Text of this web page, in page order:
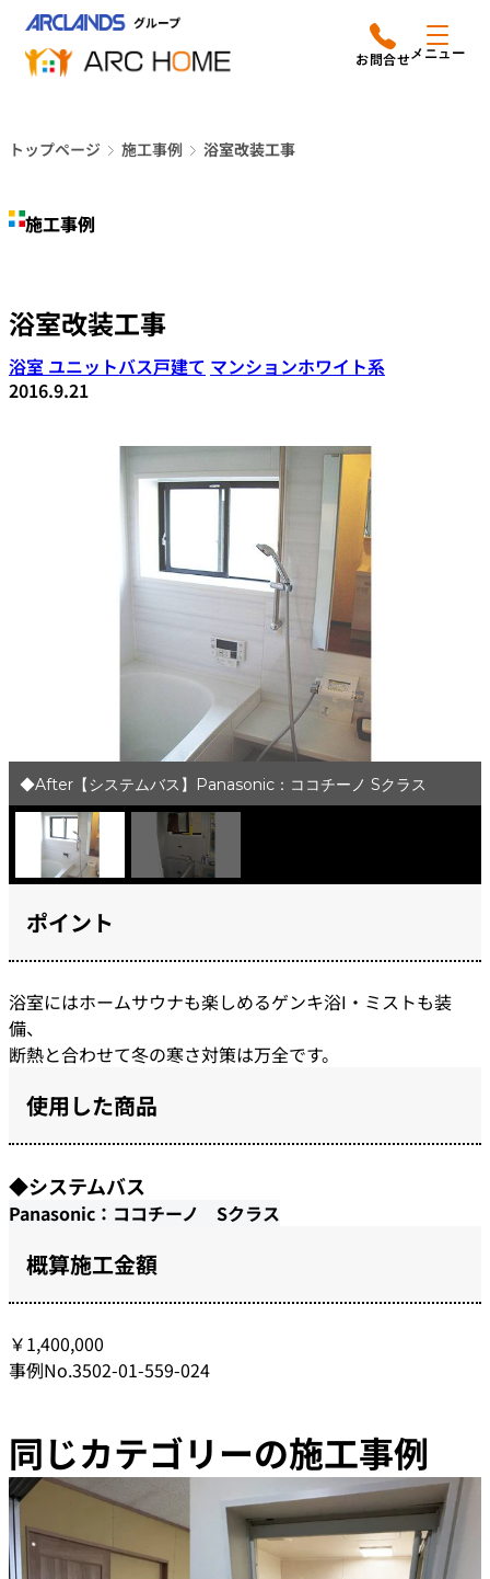
ッ
アークホームについて
施工事例
店舗案内
会社情報
採用情報はこちら
メニュー
営業時間は
平日9時から18時までと
電話をかける
トップページ 施工事例 浴室改装工事
施工事例
浴室改装工事
浴室 ユニットバス戸建て マンションホワイト系
2016.9.21
◆After【システムバス】Panasonic：ココチーノ Sクラス
ポイント
浴室にはホームサウナも楽しめるゲンキ浴I・ミストも装
備、
断熱と合わせて冬の寒さ対策は万全です。
使用した商品
◆システムバス
Panasonic：ココチーノ Sクラス
概算施工金額
￥1,400,000
事例No.3502-01-559-024
同じカテゴリーの施工事例